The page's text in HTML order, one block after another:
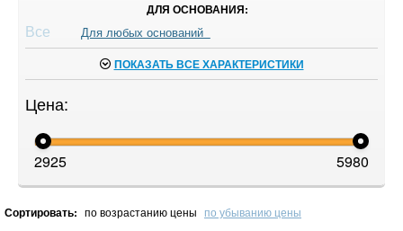
ДЛЯ ОСНОВАНИЯ:
Все Для любых оснований
ПОКАЗАТЬ ВСЕ ХАРАКТЕРИСТИКИ
Цена:
2925 5980
Сортировать: по возрастанию цены по убыванию цены